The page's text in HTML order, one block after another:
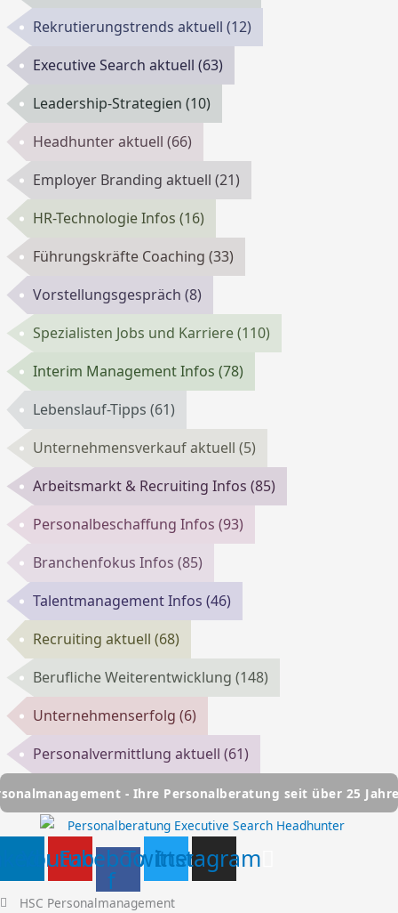
Rekrutierungstrends aktuell(12)
Executive Search aktuell(63)
Leadership-Strategien(10)
Headhunter aktuell(66)
Employer Branding aktuell(21)
HR-Technologie Infos(16)
Führungskräfte Coaching(33)
Vorstellungsgespräch(8)
Spezialisten Jobs und Karriere(110)
Interim Management Infos(78)
Lebenslauf-Tipps(61)
Unternehmensverkauf aktuell(5)
Arbeitsmarkt & Recruiting Infos(85)
Personalbeschaffung Infos(93)
Branchenfokus Infos(85)
Talentmanagement Infos(46)
Recruiting aktuell(68)
Berufliche Weiterentwicklung(148)
Unternehmenserfolg(6)
Personalvermittlung aktuell(61)
- Ihre Personalberatung seit über 25 Jahren HSC
Youtube
Facebook-
f
Twitter
Instagram
HSC Personalmanagement